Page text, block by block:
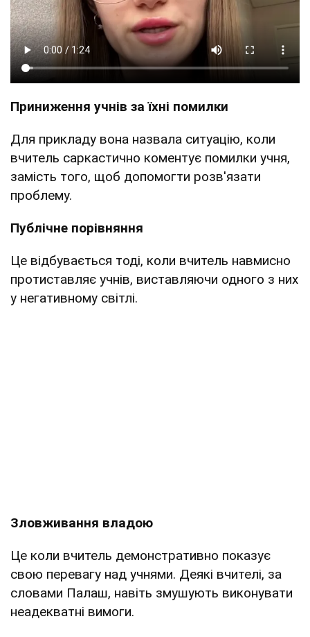
Приниження учнів за їхні помилки
Для прикладу вона назвала ситуацію, коли
вчитель саркастично коментує помилки учня,
замість того, щоб допомогти розв'язати
проблему.
Публічне порівняння
Це відбувається тоді, коли вчитель навмисно
протиставляє учнів, виставляючи одного з них
у негативному світлі.
Зловживання владою
Це коли вчитель демонстративно показує
свою перевагу над учнями. Деякі вчителі, за
словами Палаш, навіть змушують виконувати
неадекватні вимоги.